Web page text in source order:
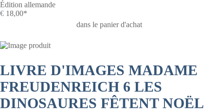
Édition allemande
€ 18,00*
dans le panier d'achat
LIVRE D'IMAGES MADAME
FREUDENREICH 6 LES
DINOSAURES FÊTENT NOËL